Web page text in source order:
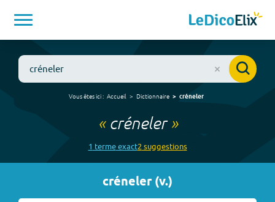
Vous êtes ici : Accueil Dictionnaire créneler
« créneler»
1 termeexact2 suggestions
créneler(v.)